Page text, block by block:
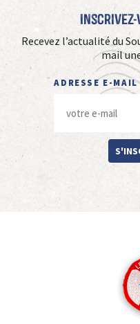
Recevez l’actualité du
mail
ADRESSE E-MAIL